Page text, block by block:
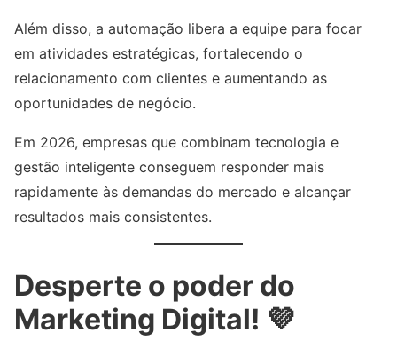
Além disso, a automação libera a equipe para focar
em atividades estratégicas, fortalecendo o
relacionamento com clientes e aumentando as
oportunidades de negócio.
Em 2026, empresas que combinam tecnologia e
gestão inteligente conseguem responder mais
rapidamente às demandas do mercado e alcançar
resultados mais consistentes.
Desperte o poder do
Marketing Digital! 💜